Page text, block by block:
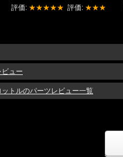
評価: ★★★★★ 評価: ★★★
ュー
トルのパーツレビュー一覧